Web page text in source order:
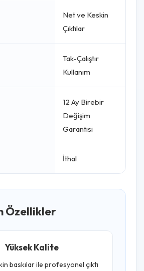
Net ve Keskin
Çıktılar
Tak-Çalıştır
Kullanım
12 Ay Birebir
Değişim
Garantisi
İthal
Özellikler
Yüksek Kalite
baskılar ile profesyonel çıktı